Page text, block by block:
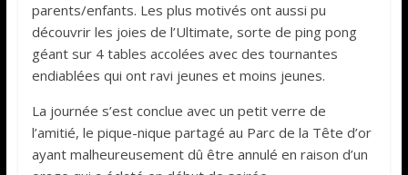
parents/enfants. Les plus motivés ont aussi pu
découvrir les joies de l’Ultimate, sorte de ping pong
géant sur 4 tables accolées avec des tournantes
endiablées qui ont ravi jeunes et moins jeunes.
La journée s’est conclue avec un petit verre de
l’amitié, le pique-nique partagé au Parc de la Tête d’or
ayant malheureusement dû être annulé en raison d’un